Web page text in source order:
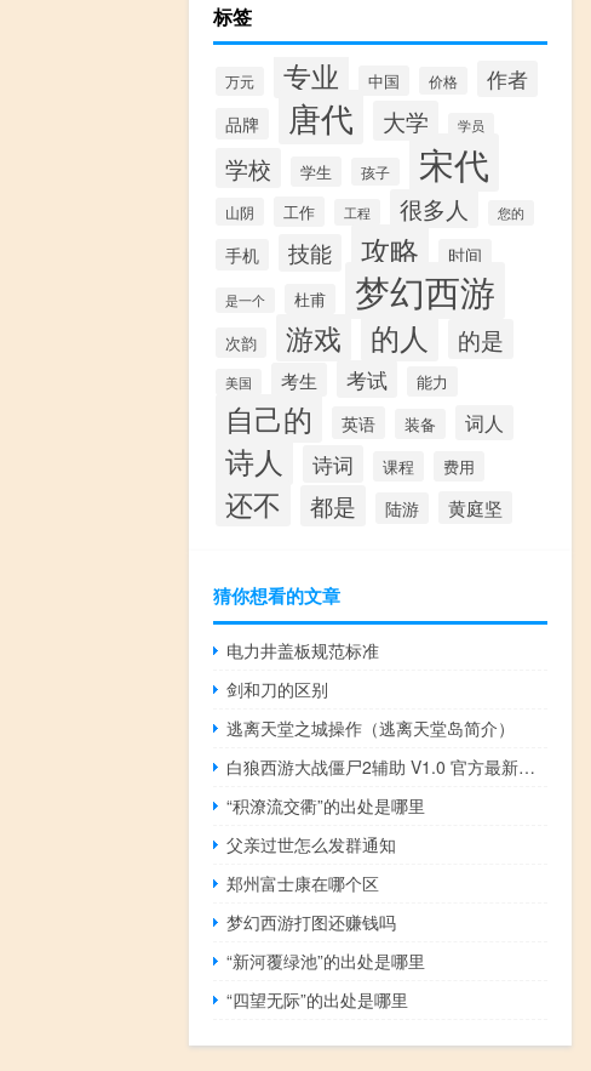
标签
万元 专业 中国 价格 作者
品牌 唐代 大学 学员
学校 学生 孩子 宋代
山阴 工作 工程 很多人 您的
手机 技能 攻略 时间
是一个 杜甫 梦幻西游
次韵 游戏 的人 的是
美国 考生 考试 能力
自己的 英语 装备 词人
诗人 诗词 课程 费用
还不 都是 陆游 黄庭坚
猜你想看的文章
电力井盖板规范标准
剑和刀的区别
逃离天堂之城操作（逃离天堂岛简介）
白狼西游大战僵尸2辅助 V1.0 官方最新版（白狼西游大战僵尸2辅助 V1.0 官方最新版功能简介）
“积潦流交衢”的出处是哪里
父亲过世怎么发群通知
郑州富士康在哪个区
梦幻西游打图还赚钱吗
“新河覆绿池”的出处是哪里
“四望无际”的出处是哪里